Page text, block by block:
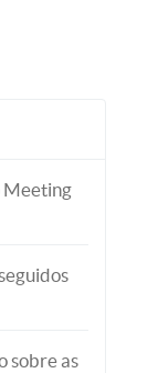
Meeting
sobre as